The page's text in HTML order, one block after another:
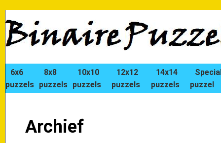
6x6
puzzels
8x8
puzzels
10x10
puzzels
12x12
puzzels
14x14
puzzels
puzzel
Archief